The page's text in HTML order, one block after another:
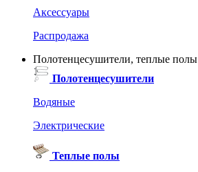
Аксессуары
Распродажа
Полотенцесушители, теплые полы
Полотенцесушители
Водяные
Электрические
Теплые полы